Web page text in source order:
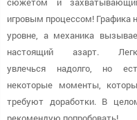
игровым процессом! Графика
уровне, а механика
настоящий азарт.
увлечься надолго, но
некоторые моменты,
требуют доработки. В